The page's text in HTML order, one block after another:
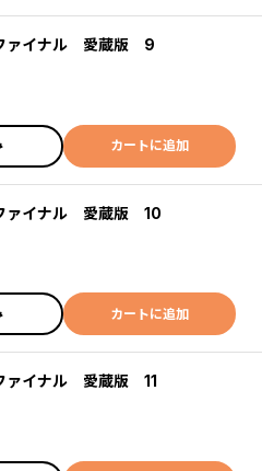
ァイナル 愛蔵版 9
カートに追加
ァイナル 愛蔵版 10
カートに追加
ァイナル 愛蔵版 11